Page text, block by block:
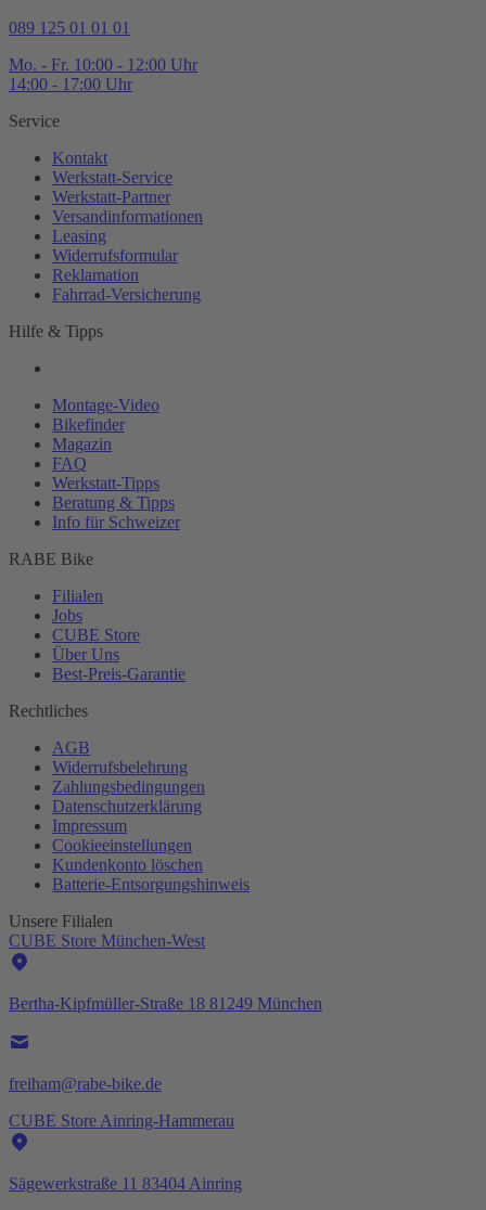
089 125 01 01 01
Mo. - Fr. 10:00 - 12:00 Uhr
14:00 - 17:00 Uhr
Service
Kontakt
Werkstatt-Service
Werkstatt-Partner
Versandinformationen
Leasing
Widerrufsformular
Reklamation
Fahrrad-Versicherung
Hilfe & Tipps
Montage-Video
Bikefinder
Magazin
FAQ
Werkstatt-Tipps
Beratung & Tipps
Info für Schweizer
RABE Bike
Filialen
Jobs
CUBE Store
Über Uns
Best-Preis-Garantie
Rechtliches
AGB
Widerrufsbelehrung
Zahlungsbedingungen
Datenschutzerklärung
Impressum
Cookieeinstellungen
Kundenkonto löschen
Batterie-Entsorgungshinweis
Unsere Filialen
CUBE Store München-West
Bertha-Kipfmüller-Straße 18 81249 München
freiham@rabe-bike.de
CUBE Store Ainring-Hammerau
Sägewerkstraße 11 83404 Ainring